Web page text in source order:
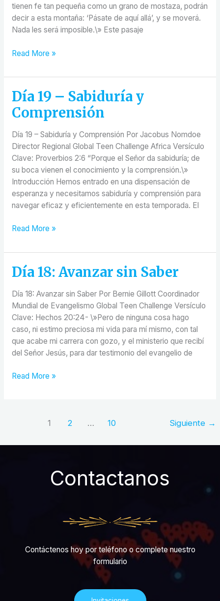
tienen fe tan pequeña como un grano de mostaza, podrán
decir a esta montaña: ‘Pásate de aquí allá’, y se moverá.
Nada les será imposible.\» Este pasaje
Read More »
Día 19 – Sabiduría y
Comprensión
Día 19 – Sabiduría y Comprensión Por Jacobus Nomdoe
Director Regional Global Teen Challenge Africa Versículo
Clave: Proverbios 2:6 “Porque el Señor da sabiduría; de
su boca vienen el conocimiento y la comprensión.\»
Introducción Hemos entrado en una dispensación de
esperanza y necesitamos sabiduría y comprensión para
navegar eficaz y eficientemente en esta temporada. El
Día
19
–
Sabiduría
y
Comprensión
Read More »
Día 18: Avanzar sin Saber
Día 18: Avanzar sin Saber Por Bernie Gillott Coordinador
Mundial de Evangelismo Global Teen Challenge Versículo
Clave: Hechos 20:24- \»Pero de ninguna cosa hago
caso, ni estimo preciosa mi vida para mí mismo, con tal
que acabe mi carrera con gozo, y el ministerio que recibí
del Señor Jesús, para dar testimonio del evangelio de
Día
Avanzar
sin
Saber
Read More »
1 2 … 10 Siguiente →
Contactanos
Contáctenos hoy por teléfono o complete nuestro
formulario